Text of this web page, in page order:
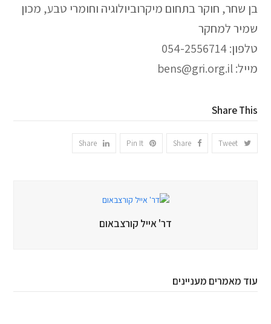
בן שחר, חוקר בתחום מיקרוביולוגיה וחומרי טבע, מכון
שמיר למחקר
טלפון: 054-2556714
מייל: bens@gri.org.il
Share This
Tweet
Share
Pin It
Share
דר' אייל קורצבאום
עוד מאמרים מעניינים